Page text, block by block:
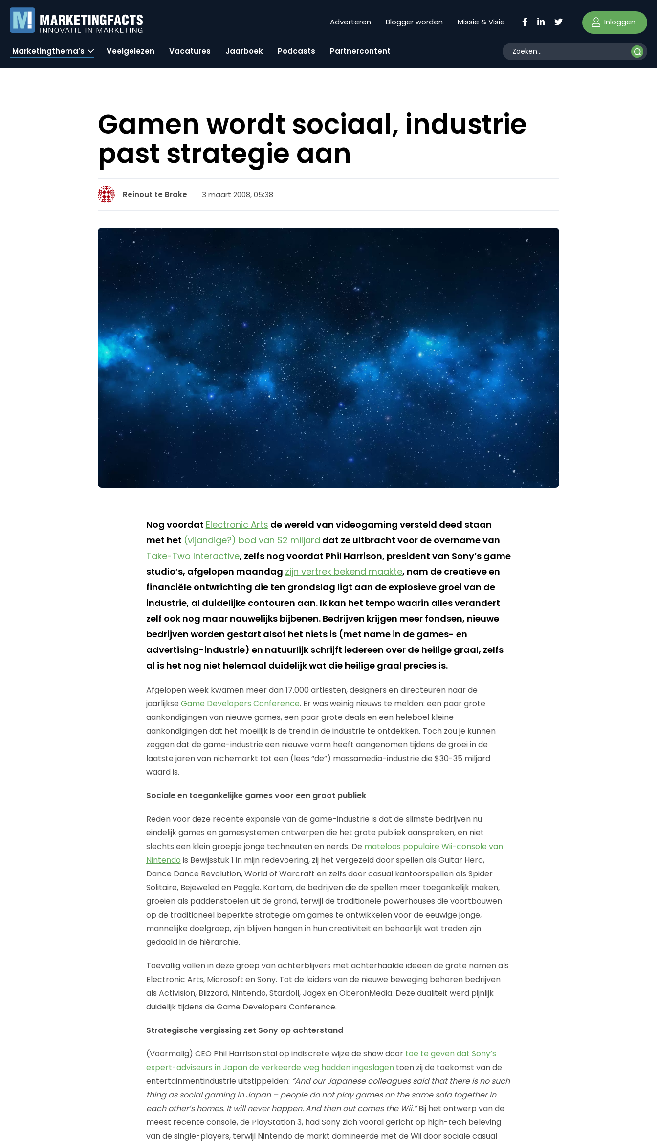
Adverteren Blogger worden Missie & Visie Inloggen
Marketingthema’s Veelgelezen Vacatures Jaarboek Podcasts Partnercontent
Gamen wordt sociaal, industrie
past strategie aan
Reinout te Brake 3 maart 2008, 05:38
Nog voordat Electronic Arts de wereld van videogaming versteld deed staan
met het (vijandige?) bod van $2 miljard dat ze uitbracht voor de overname van
Take-Two Interactive, zelfs nog voordat Phil Harrison, president van Sony’s game
studio’s, afgelopen maandag zijn vertrek bekend maakte, nam de creatieve en
financiële ontwrichting die ten grondslag ligt aan de explosieve groei van de
industrie, al duidelijke contouren aan. Ik kan het tempo waarin alles verandert
zelf ook nog maar nauwelijks bijbenen. Bedrijven krijgen meer fondsen, nieuwe
bedrijven worden gestart alsof het niets is (met name in de games- en
advertising-industrie) en natuurlijk schrijft iedereen over de heilige graal, zelfs
al is het nog niet helemaal duidelijk wat die heilige graal precies is.
Afgelopen week kwamen meer dan 17.000 artiesten, designers en directeuren naar de
jaarlijkse Game Developers Conference. Er was weinig nieuws te melden: een paar grote
aankondigingen van nieuwe games, een paar grote deals en een heleboel kleine
aankondigingen dat het moeilijk is de trend in de industrie te ontdekken. Toch zou je kunnen
zeggen dat de game-industrie een nieuwe vorm heeft aangenomen tijdens de groei in de
laatste jaren van nichemarkt tot een (lees “de”) massamedia-industrie die $30-35 miljard
waard is.
Sociale en toegankelijke games voor een groot publiek
Reden voor deze recente expansie van de game-industrie is dat de slimste bedrijven nu
eindelijk games en gamesystemen ontwerpen die het grote publiek aanspreken, en niet
slechts een klein groepje jonge techneuten en nerds. De mateloos populaire Wii-console van
Nintendo is Bewijsstuk 1 in mijn redevoering, zij het vergezeld door spellen als Guitar Hero,
Dance Dance Revolution, World of Warcraft en zelfs door casual kantoorspellen als Spider
Solitaire, Bejeweled en Peggle. Kortom, de bedrijven die de spellen meer toegankelijk maken,
groeien als paddenstoelen uit de grond, terwijl de traditionele powerhouses die voortbouwen
op de traditioneel beperkte strategie om games te ontwikkelen voor de eeuwige jonge,
mannelijke doelgroep, zijn blijven hangen in hun creativiteit en behoorlijk wat treden zijn
gedaald in de hiërarchie.
Toevallig vallen in deze groep van achterblijvers met achterhaalde ideeën de grote namen als
Electronic Arts, Microsoft en Sony. Tot de leiders van de nieuwe beweging behoren bedrijven
als Activision, Blizzard, Nintendo, Stardoll, Jagex en OberonMedia. Deze dualiteit werd pijnlijk
duidelijk tijdens de Game Developers Conference.
Strategische vergissing zet Sony op achterstand
(Voormalig) CEO Phil Harrison stal op indiscrete wijze de show door toe te geven dat Sony’s
expert-adviseurs in Japan de verkeerde weg hadden ingeslagen toen zij de toekomst van de
entertainmentindustrie uitstippelden: “And our Japanese colleagues said that there is no such
thing as social gaming in Japan – people do not play games on the same sofa together in
each other’s homes. It will never happen. And then out comes the Wii.”Bij het ontwerp van de
meest recente console, de PlayStation 3, had Sony zich vooral gericht op high-tech beleving
van de single-players, terwijl Nintendo de markt domineerde met de Wii door sociale casual